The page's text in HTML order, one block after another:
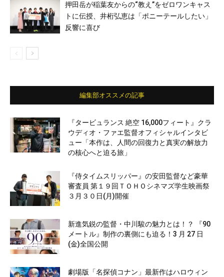
押田岳が稲葉友からの“教え”をゼロワンキャス
トに伝授、井桁弘恵は「ポニーテールしたい」
反響に喜び
編集部オススメの記事
『タービュランス 絶空 16,000フィート』クラ
ウディオ・ファエ監督オフィシャルインタビ
ュー「本作は、人間の回復力と真実の解放力
の核心へと迫る旅」
『侍タイムスリッパー』の安田監督など豪華
審査員 第１９回ＴＯＨＯシネマズ学生映画祭
３月３０日(月)開催
新進気鋭の監督・中川駿の魅力とは！？ 『90
メートル』制作の裏側にも迫る！3 月 27 日
(金)全国公開
劇場版「名探偵コナン」最新作はハロウィン